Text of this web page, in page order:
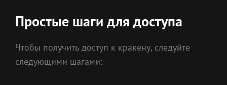
Простые шаги для доступа
Чтобы получить доступ к кракену, следуйте
следующими шагами: